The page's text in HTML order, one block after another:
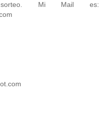
Mi Mail es: